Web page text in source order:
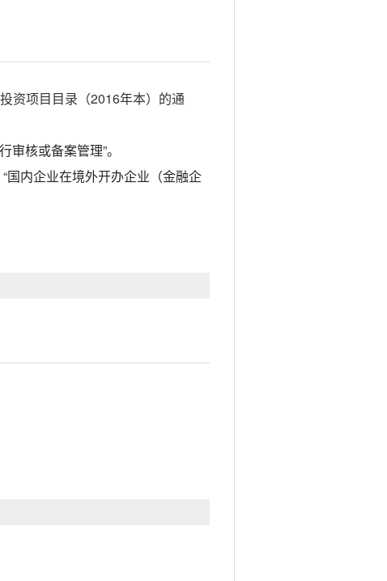
资项目目录（2016年本）的通
核或备案管理”。
国内企业在境外开办企业（金融企